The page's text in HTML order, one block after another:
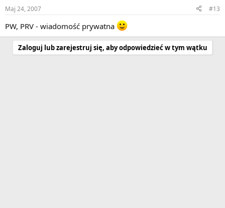
Maj 24, 2007 #13
PW, PRV - wiadomość prywatna
Zaloguj lub zarejestruj się, aby odpowiedzieć w tym wątku